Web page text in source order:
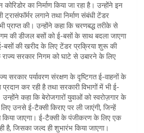
का निर्माण किया जा रहा है। उन्होंने इन
ट्रासंफॉर्मर लगाने तथा निर्माण संबंधी टेंडर
प्राप्त की। उन्होंने कहा कि चरणबद्ध तरीके से
की डीजल बसों को ई-बसों के साथ बदला जाएगा
बसों की खरीद के लिए टेंडर प्रक्रिया शुरू की
राज्य सरकार निगम को घाटे से उबारने के लिए
सरकार पर्यावरण संरक्षण के दृष्टिगत ई-वाहनों के
कर रही है तथा सरकारी विभागों में भी ई-
कहा कि बेरोजगारों युवाओं को स्वरोज़गार के
उनसे ई-टैक्सी किराए पर ली जाएंगी, जिन्हें
किया जाएगा। ई-टैक्सी के पंजीकरण के लिए एक
है, जिसका जल्द ही शुभारंभ किया जाएगा।